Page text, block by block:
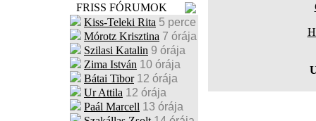
FRISS FÓRUMOK
Kiss-Teleki Rita 5 perce
Mórotz Krisztina 7 órája
Szilasi Katalin 9 órája
Zima István 10 órája
Bátai Tibor 12 órája
Ur Attila 12 órája
Paál Marcell 13 órája